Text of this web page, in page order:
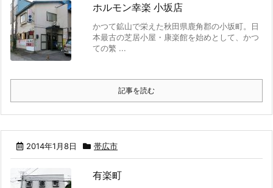
ホルモン幸楽 小坂店
かつて鉱山で栄えた秋田県鹿角郡の小坂町。日
本最古の芝居小屋・康楽館を始めとして、かつ
ての繁 ...
記事を読む
2014年1月8日 帯広市
有楽町